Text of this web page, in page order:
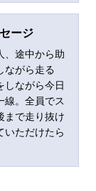
ージ
、途中から助
ながら走る
しながら今日
線。全員でス
まで走り抜け
いただけたら